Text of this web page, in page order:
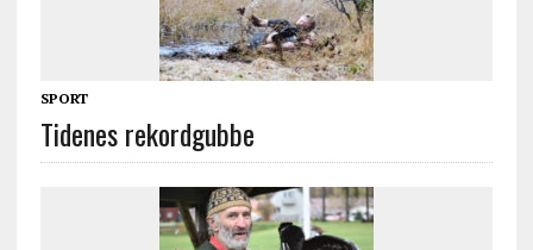
SPORT
Tidenes rekordgubbe